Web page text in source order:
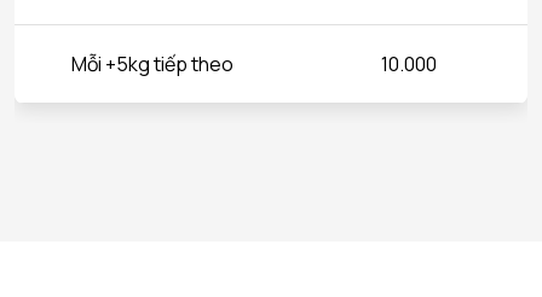
Mỗi +5kg tiếp theo 10.000